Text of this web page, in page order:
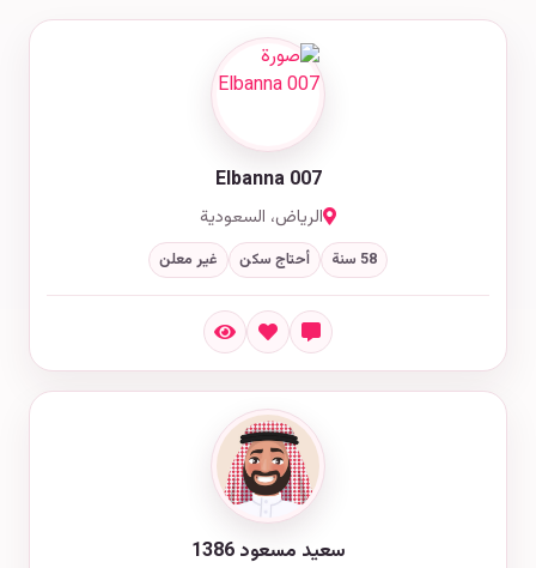
Elbanna 007
الرياض، السعودية
58 سنة أحتاج سكن غير معلن
سعيد مسعود 1386